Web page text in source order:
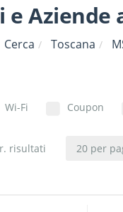
e
Cerca Toscana
Wi-Fi Coupon
risultati 20 per